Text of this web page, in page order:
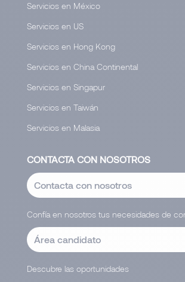
Servicios en México
Servicios en US
Servicios en Hong Kong
Servicios en China Continental
Servicios en Singapur
Servicios en Taiwán
Servicios en Malasia
CONTACTA CON NOSOTROS
Contacta con nosotros
Confía en nosotros tus necesidades de
Área candidato
Descubre las oportunidades